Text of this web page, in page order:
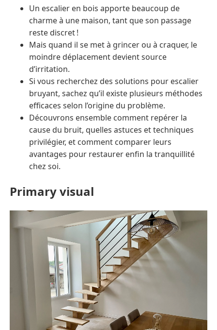
Un escalier en bois apporte beaucoup de
charme à une maison, tant que son passage
reste discret !
Mais quand il se met à grincer ou à craquer, le
moindre déplacement devient source
d’irritation.
Si vous recherchez des solutions pour escalier
bruyant, sachez qu’il existe plusieurs méthodes
efficaces selon l’origine du problème.
Découvrons ensemble comment repérer la
cause du bruit, quelles astuces et techniques
privilégier, et comment comparer leurs
avantages pour restaurer enfin la tranquillité
chez soi.
Primary visual